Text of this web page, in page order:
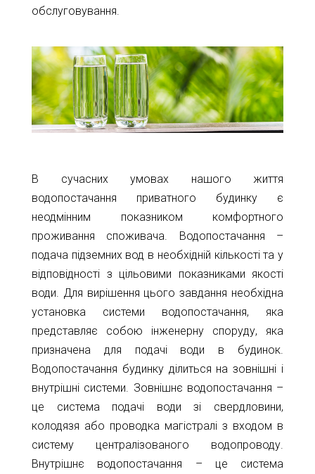
обслуговування.
В сучасних умовах нашого життя
водопостачання приватного будинку є
неодмінним показником комфортного
проживання споживача. Водопостачання –
подача підземних вод в необхідній кількості та у
відповідності з цільовими показниками якості
води. Для вирішення цього завдання необхідна
установка системи водопостачання, яка
представляє собою інженерну споруду, яка
призначена для подачі води в будинок.
Водопостачання будинку ділиться на зовнішні і
внутрішні системи. Зовнішнє водопостачання –
це система подачі води зі свердловини,
колодязя або проводка магістралі з входом в
систему централізованого водопроводу.
Внутрішнє водопостачання – це система